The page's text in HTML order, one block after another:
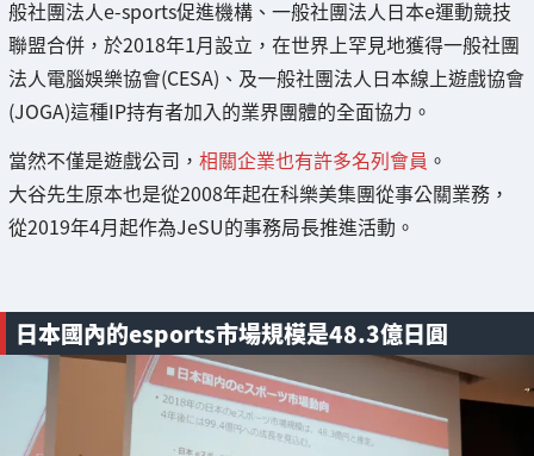
般社團法人e-sports促進機構、一般社團法人日本e運動競技
聯盟合併，於2018年1月設立，在世界上罕見地獲得一般社團
法人電腦娛樂協會(CESA)、及一般社團法人日本線上遊戲協會
(JOGA)這種IP持有者加入的業界團體的全面協力。
當然不僅是遊戲公司， 相關企業也有許多名列會員 。
大谷先生原本也是從2008年起在科樂美集團從事公關業務，
從2019年4月起作為JeSU的事務局長推進活動。
日本國內的esports市場規模是48.3億日圓